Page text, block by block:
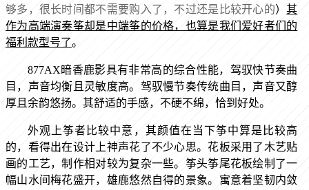
够多，很长时间都不需要购入了，不过还是比较开心的）其
作为高端演奏筝却是中端筝的价格，也算是我们爱好者们的
福利款型号了。
877AX暗香鹿影具有非常高的综合性能，驾驭快节奏曲
目，声音均衡且灵敏度高。驾驭慢节奏传统曲目，声音又醇
厚且余韵悠扬。其舒适的手感，不硬不绵，恰到好处。
外观上筝者比较中意，其颜值在当下筝中算是比较高
的，看得出在设计上神声花了不少心思。花板采用了木艺贴
画的工艺，制作相对较为复杂一些。筝头筝尾花板绘制了一
幅山水间梅花盛开，雄鹿悠然自得的景象。寓意着坚韧内敛